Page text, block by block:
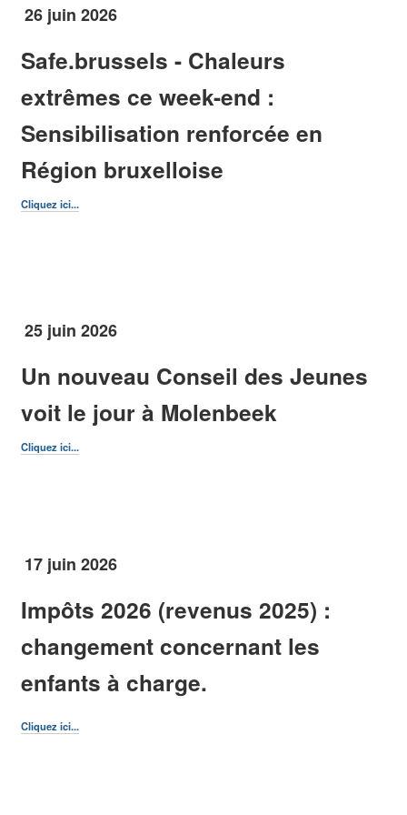
Je souhaite renouveler ma carte d’identité ou mon passeport
Comment me débarrasser de mes encombrants domestiques ?
Quelques liens utiles :
www.bruxelles-proprete.be
www.cpas-molenbeek.be
26 juin 2026
Safe.brussels - Chaleurs
extrêmes ce week-end :
Sensibilisation renforcée en
Région bruxelloise
Cliquez ici...
25 juin 2026
Un nouveau Conseil des Jeunes
voit le jour à Molenbeek
Cliquez ici...
17 juin 2026
Impôts 2026 (revenus 2025) :
changement concernant les
enfants à charge.
Cliquez ici...